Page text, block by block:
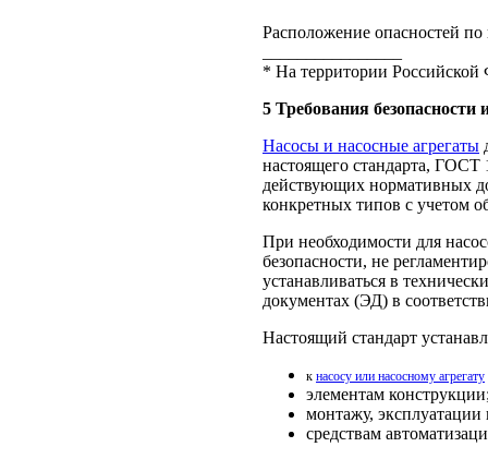
Расположение опасностей
* На территории
5 Требования безопасности
Насосы и насосные агрегаты
настоящего стандарта,
действующих нормативных
конкретных типов с учетом
При необходимости для
безопасности, не
устанавливаться в
документах (ЭД) в
Настоящий стандарт
к насосу или насосному агрегату
элементам
монтажу, эксплуатации
средствам